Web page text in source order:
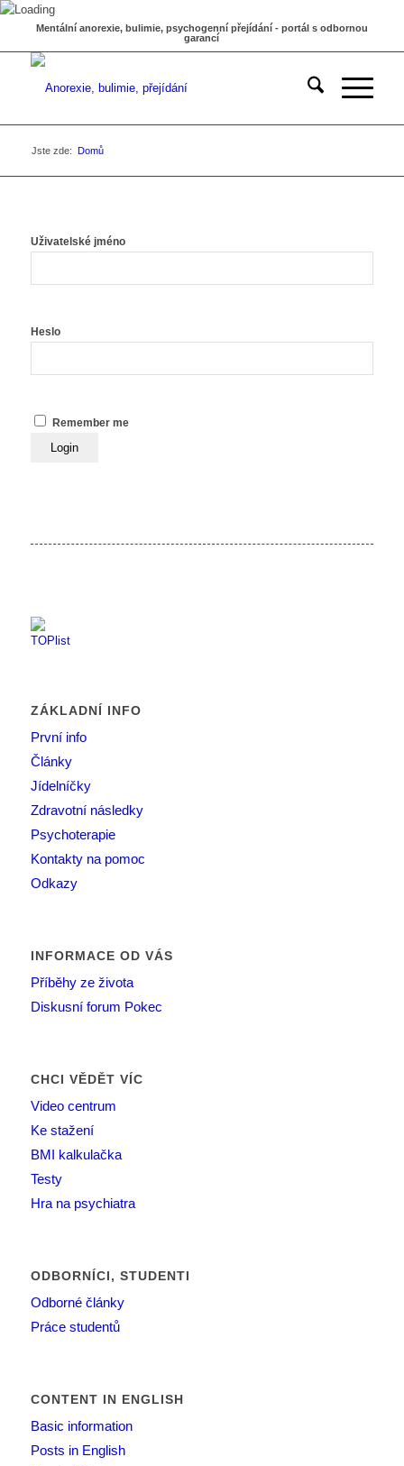
Mentální anorexie, bulimie, psychogenní přejídání - portál s odbornou
garancí
Jste zde: Domů
Uživatelské jméno
Heslo
Remember me
ZÁKLADNÍ INFO
První info
Články
Jídelníčky
Zdravotní následky
Psychoterapie
Kontakty na pomoc
Odkazy
INFORMACE OD VÁS
Příběhy ze života
Diskusní forum Pokec
CHCI VĚDĚT VÍC
Video centrum
Ke stažení
BMI kalkulačka
Testy
Hra na psychiatra
ODBORNÍCI, STUDENTI
Odborné články
Práce studentů
CONTENT IN ENGLISH
Basic information
Posts in English